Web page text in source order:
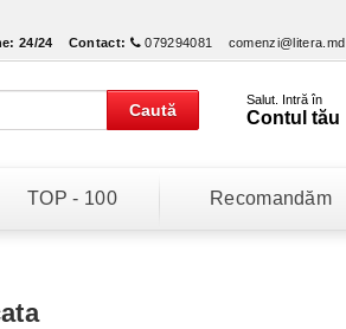
24/24 Contact: 079294081 comenzi@litera.md
Caută
Salut. Intră în
Contul tău
TOP - 100 Recomandăm